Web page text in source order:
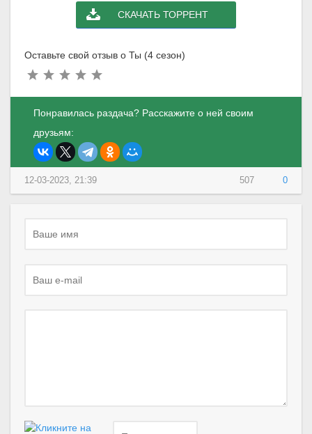
СКАЧАТЬ ТОРРЕНТ
Оставьте свой отзыв о Ты (4 сезон)
Понравилась раздача? Расскажите о ней своим
друзьям:
507 0
12-03-2023, 21:39